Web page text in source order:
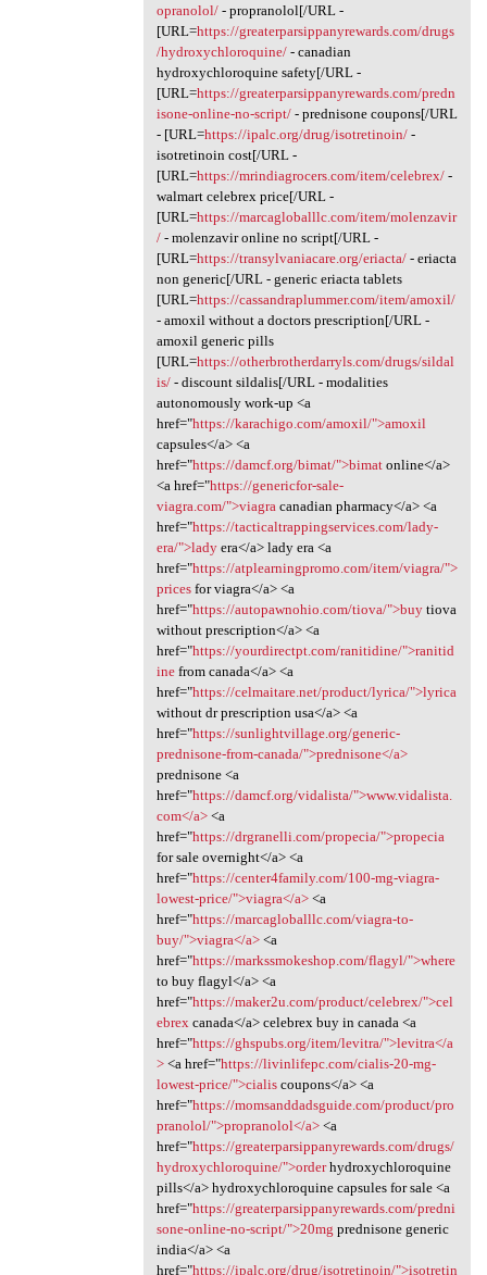
opranolol/- propranolol[/URL -
[URL=https://greaterparsippanyrewards.com/drugs
/hydroxychloroquine/- canadian
hydroxychloroquine safety[/URL -
[URL=https://greaterparsippanyrewards.com/predn
isone-online-no-script/- prednisone coupons[/URL
- [URL=https://ipalc.org/drug/isotretinoin/-
isotretinoin cost[/URL -
[URL=https://mrindiagrocers.com/item/celebrex/-
walmart celebrex price[/URL -
[URL=https://marcagloballlc.com/item/molenzavir
/- molenzavir online no script[/URL -
[URL=https://transylvaniacare.org/eriacta/- eriacta
non generic[/URL - generic eriacta tablets
[URL=https://cassandraplummer.com/item/amoxil/
- amoxil without a doctors prescription[/URL -
amoxil generic pills
[URL=https://otherbrotherdarryls.com/drugs/sildal
is/- discount sildalis[/URL - modalities
autonomously work-up <a
href="https://karachigo.com/amoxil/">amoxil
capsules</a> <a
href="https://damcf.org/bimat/">bimatonline</a>
<a href="https://genericfor-sale-
viagra.com/">viagra canadian pharmacy</a> <a
href="https://tacticaltrappingservices.com/lady-
era/">ladyera</a> lady era <a
href="https://atplearningpromo.com/item/viagra/">
pricesfor viagra</a> <a
href="https://autopawnohio.com/tiova/">buytiova
without prescription</a> <a
href="https://yourdirectpt.com/ranitidine/">ranitid
inefrom canada</a> <a
href="https://celmaitare.net/product/lyrica/">lyrica
without dr prescription usa</a> <a
href="https://sunlightvillage.org/generic-
prednisone-from-canada/">prednisone</a>
prednisone <a
href="https://damcf.org/vidalista/">www.vidalista.
com</a><a
href="https://drgranelli.com/propecia/">propecia
for sale overnight</a> <a
href="https://center4family.com/100-mg-viagra-
lowest-price/">viagra</a><a
href="https://marcagloballlc.com/viagra-to-
buy/">viagra</a><a
href="https://markssmokeshop.com/flagyl/">where
to buy flagyl</a> <a
href="https://maker2u.com/product/celebrex/">cel
ebrex canada</a> celebrex buy in canada <a
href="https://ghspubs.org/item/levitra/">levitra</a
><a href="https://livinlifepc.com/cialis-20-mg-
lowest-price/">cialiscoupons</a> <a
href="https://momsanddadsguide.com/product/pro
pranolol/">propranolol</a><a
href="https://greaterparsippanyrewards.com/drugs/
hydroxychloroquine/">orderhydroxychloroquine
pills</a> hydroxychloroquine capsules for sale <a
href="https://greaterparsippanyrewards.com/predni
sone-online-no-script/">20mg prednisone generic
india</a> <a
href="https://ipalc.org/drug/isotretinoin/">isotretin